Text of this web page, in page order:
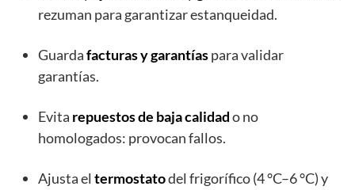
rezuman para garantizar estanqueidad.
Guardafacturas y garantíaspara validar
garantías.
Evita repuestos de baja calidado no
homologados: provocan fallos.
Ajusta el termostatodel frigorífico (4 °C–6 °C) y